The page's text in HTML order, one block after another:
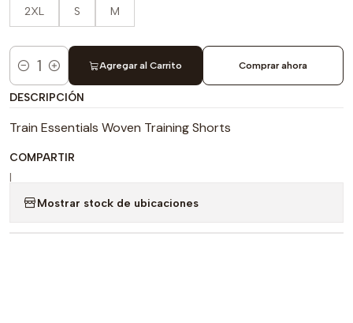
2XL S M
Cantidad
Agregar al Carrito Comprar ahora
DESCRIPCIÓN
Train Essentials Woven Training Shorts
COMPARTIR
|
Mostrar stock de ubicaciones